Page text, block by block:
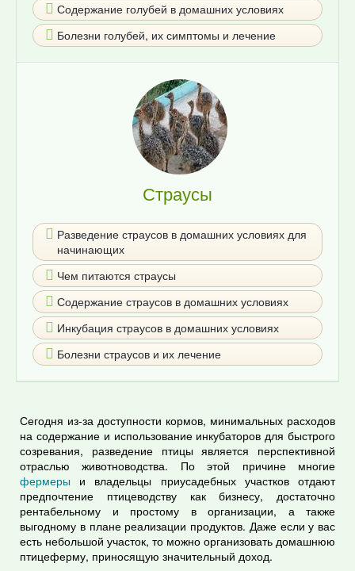
Содержание голубей в домашних условиях
Болезни голубей, их симптомы и лечение
Страусы
Разведение страусов в домашних условиях для
начинающих
Чем питаются страусы
Содержание страусов в домашних условиях
Инкубация страусов в домашних условиях
Болезни страусов и их лечение
Сегодня из-за доступности кормов, минимальных расходов
на содержание и использование инкубаторов для быстрого
созревания, разведение птицы является перспективной
отраслью животноводства. По этой причине многие
фермеры и владельцы приусадебных участков отдают
предпочтение птицеводству как бизнесу, достаточно
рентабельному и простому в организации, а также
выгодному в плане реализации продуктов. Даже если у вас
есть небольшой участок, то можно организовать домашнюю
птицеферму, приносящую значительный доход.